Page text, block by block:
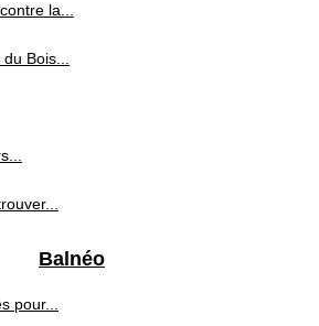
la...
Bois...
Balnéo
pour...